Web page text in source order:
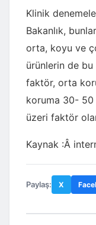
Klinik
Bakanlık,
orta, koyu ve
ürünlerin de
faktör, orta
koruma 30-
üzeri faktör
Kaynak :Â
Paylaş: X